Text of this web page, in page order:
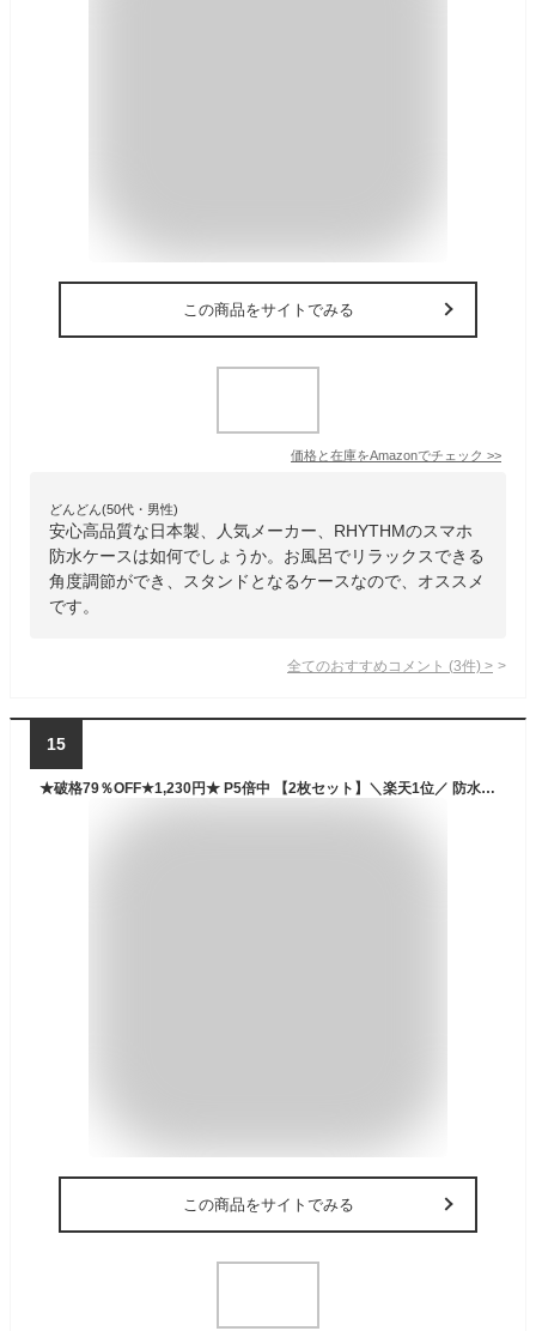
この商品をサイトでみる
価格と在庫をAmazonでチェック >>
どんどん(50代・男性)
安心高品質な日本製、人気メーカー、RHYTHMのスマホ
防水ケースは如何でしょうか。お風呂でリラックスできる
角度調節ができ、スタンドとなるケースなので、オススメ
です。
全てのおすすめコメント (3件) >
15
★破格79％OFF★1,230円★ P5倍中 【2枚セット】＼楽天1位／ 防水ケース スマホ用 指紋認証/Face ID認証対応 IPX8認定 完全保護 防水携帯ケース 完全防水 タッチ可 顔認証 気密性抜群 完全防水 水中撮影 お風呂 海水浴 水泳など適用 父の日 送料無料
この商品をサイトでみる